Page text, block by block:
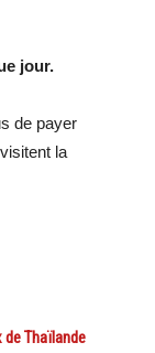
jour.
de payer
la
de Thaïlande